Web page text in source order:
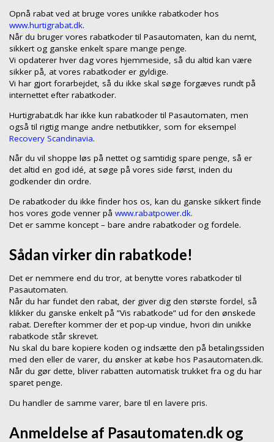
Opnå rabat ved at bruge vores unikke rabatkoder hos
www.hurtigrabat.dk.
Når du bruger vores rabatkoder til Pasautomaten, kan du nemt,
sikkert og ganske enkelt spare mange penge.
Vi opdaterer hver dag vores hjemmeside, så du altid kan være
sikker på, at vores rabatkoder er gyldige.
Vi har gjort forarbejdet, så du ikke skal søge forgæves rundt på
internettet efter rabatkoder.
Hurtigrabat.dk har ikke kun rabatkoder til Pasautomaten, men
også til rigtig mange andre netbutikker, som for eksempel
Recovery Scandinavia.
Når du vil shoppe løs på nettet og samtidig spare penge, så er
det altid en god idé, at søge på vores side først, inden du
godkender din ordre.
De rabatkoder du ikke finder hos os, kan du ganske sikkert finde
hos vores gode venner på www.rabatpower.dk.
Det er samme koncept – bare andre rabatkoder og fordele.
Sådan virker din rabatkode!
Det er nemmere end du tror, at benytte vores rabatkoder til
Pasautomaten.
Når du har fundet den rabat, der giver dig den største fordel, så
klikker du ganske enkelt på ”Vis rabatkode” ud for den ønskede
rabat. Derefter kommer der et pop-up vindue, hvori din unikke
rabatkode står skrevet.
Nu skal du bare kopiere koden og indsætte den på betalingssiden
med den eller de varer, du ønsker at købe hos Pasautomaten.dk.
Når du gør dette, bliver rabatten automatisk trukket fra og du har
sparet penge.
Du handler de samme varer, bare til en lavere pris.
Anmeldelse af Pasautomaten.dk og